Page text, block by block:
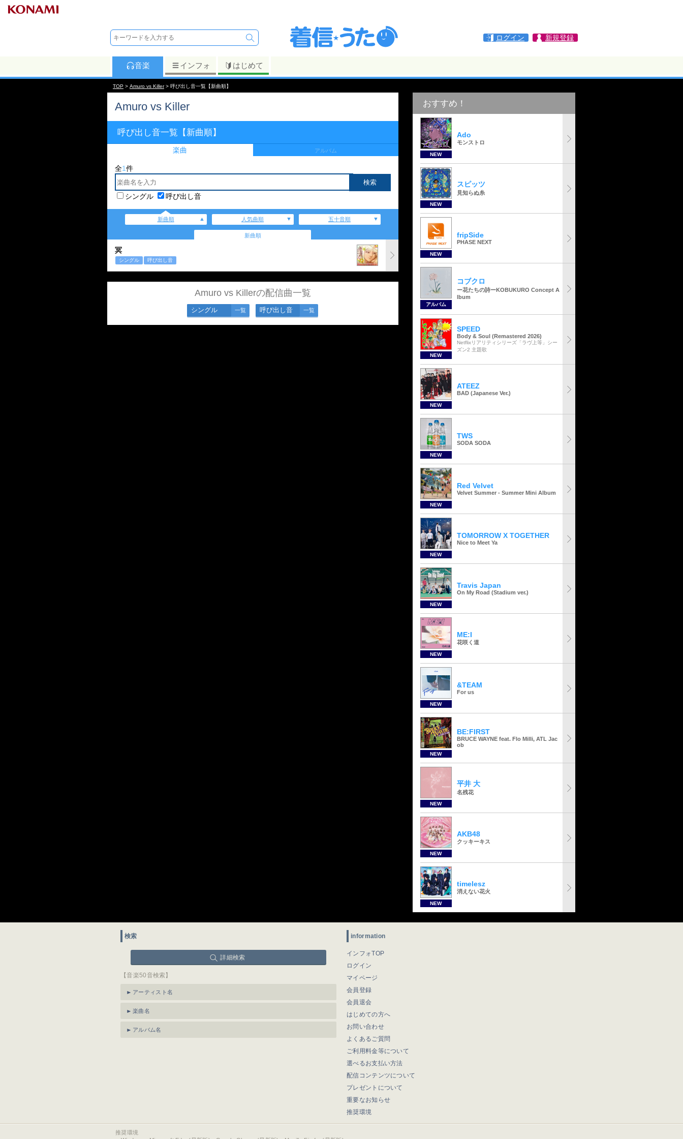
ログイン 新規登録
音楽 インフォ はじめて
TOP > Amuro vs Killer> 呼び出し音一覧【新曲順】
Amuro vs Killer
呼び出し音一覧【新曲順】
楽曲 アルバム
全1件
シングル 呼び出し音
新曲順 人気曲順 五十音順
新曲順
冥
シングル 呼び出し音
Amuro vs Killerの配信曲一覧
シングル 一覧 呼び出し音 一覧
おすすめ！
NEW
Ado
モンストロ
NEW
スピッツ
見知らぬ糸
NEW
fripSide
PHASE NEXT
アルバム
コブクロ
ー花たちの詩ーKOBUKURO Concept A
lbum
NEW
SPEED
Body & Soul (Remastered 2026)
Netflixリアリティシリーズ「ラヴ上等」シー
ズン2 主題歌
NEW
ATEEZ
BAD (Japanese Ver.)
NEW
TWS
SODA SODA
NEW
Red Velvet
Velvet Summer - Summer Mini Album
NEW
TOMORROW X TOGETHER
Nice to Meet Ya
NEW
Travis Japan
On My Road (Stadium ver.)
NEW
ME:I
花咲く道
NEW
&TEAM
For us
NEW
BE:FIRST
BRUCE WAYNE feat. Flo Milli, ATL Jac
ob
NEW
平井 大
名残花
NEW
AKB48
クッキーキス
NEW
timelesz
消えない花火
検索
詳細検索
【音楽50音検索】
アーティスト名
楽曲名
アルバム名
information
インフォTOP
ログイン
マイページ
会員登録
会員退会
はじめての方へ
お問い合わせ
よくあるご質問
ご利用料金等について
選べるお支払い方法
配信コンテンツについて
プレゼントについて
重要なお知らせ
推奨環境
推奨環境